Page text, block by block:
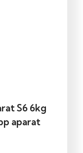
S6 6kg
aparat